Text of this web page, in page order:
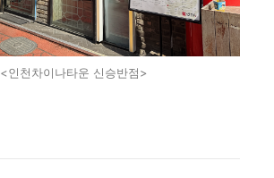
<인천차이나타운 신승반점>